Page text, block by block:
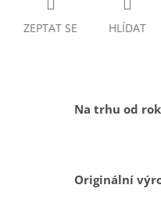
ZEPTAT SE HLÍDAT
Na trhu od
Originální